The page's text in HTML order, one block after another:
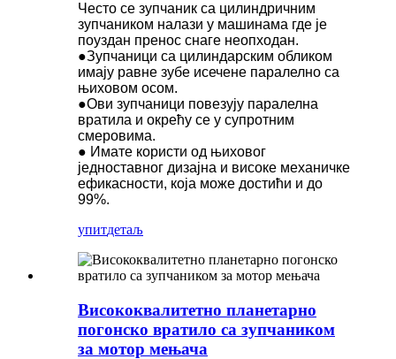
Често се зупчаник са цилиндричним
зупчаником налази у машинама где је
поуздан пренос снаге неопходан.
●Зупчаници са цилиндарским обликом
имају равне зубе исечене паралелно са
њиховом осом.
●Ови зупчаници повезују паралелна
вратила и окрећу се у супротним
смеровима.
● Имате користи од њиховог
једноставног дизајна и високе механичке
ефикасности, која може достићи и до
99%.
упитдетаљ
Висококвалитетно планетарно
погонско вратило са зупчаником
за мотор мењача